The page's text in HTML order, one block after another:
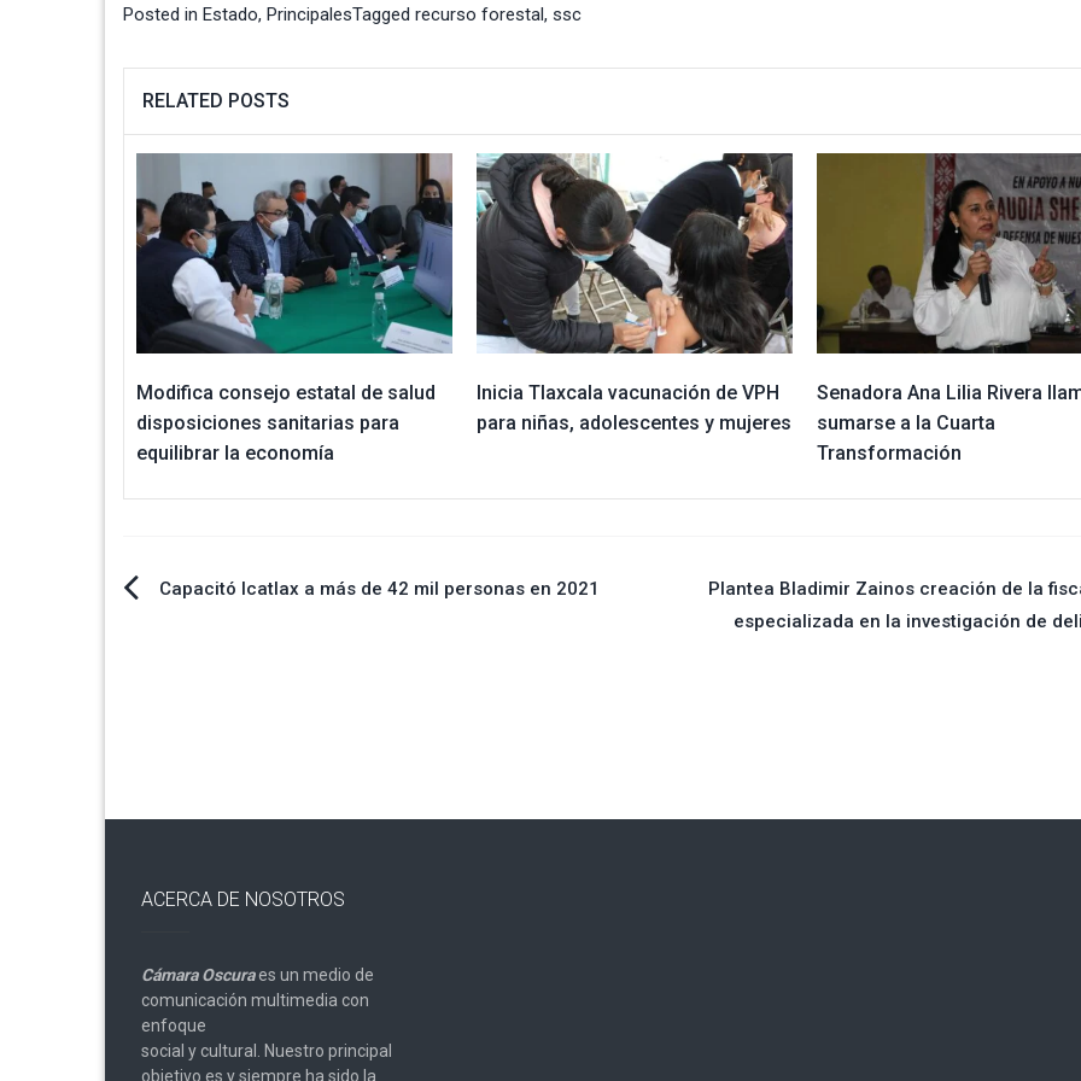
Posted in Estado, PrincipalesTagged recurso forestal, ssc
RELATED POSTS
Modifica consejo estatal de salud
disposiciones sanitarias para
equilibrar la economía
Inicia Tlaxcala vacunación de VPH
para niñas, adolescentes y mujeres
Senadora Ana Lilia Rivera
sumarse a la Cuarta
Transformación
Navegación
Capacitó Icatlax a más de 42 mil personas en 2021
Plantea Bladimir Zainos creación de la
especializada en la investigación de
ACERCA DE NOSOTROS
Cámara Oscuraes un medio de
comunicación multimedia con
enfoque
social y cultural. Nuestro principal
objetivo es y siempre ha sido la